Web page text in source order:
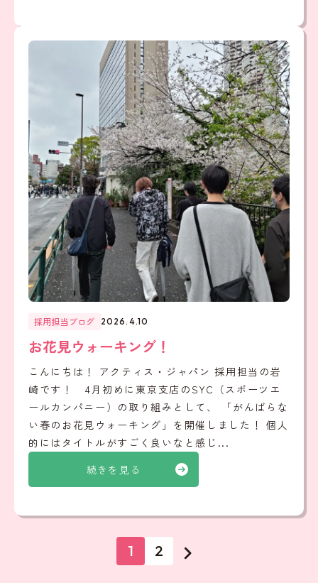
続きを見る
採用担当ブログ 2026.4.10
お花見ウォーキング！
こんにちは！ アクティス・ジャパン 採用担当の岩
崎です！ 4月初めに東京支店のSYC（スポーツエ
ールカンパニー）の取り組みとして、 「がんばらな
い春のお花見ウォーキング」を開催しました！ 個人
的にはタイトルがすごく良いなと感じ...
1 2